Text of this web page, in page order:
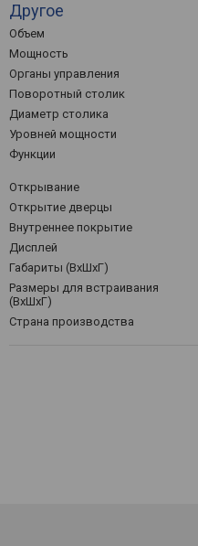
Другое
Объем
Мощность
Органы управления
Поворотный столик
Диаметр столика
Уровней мощности
Функции
Открывание
Открытие дверцы
Внутреннее покрытие
Дисплей
Габариты (ВхШхГ)
Размеры для встраивания
(ВхШхГ)
Страна производства